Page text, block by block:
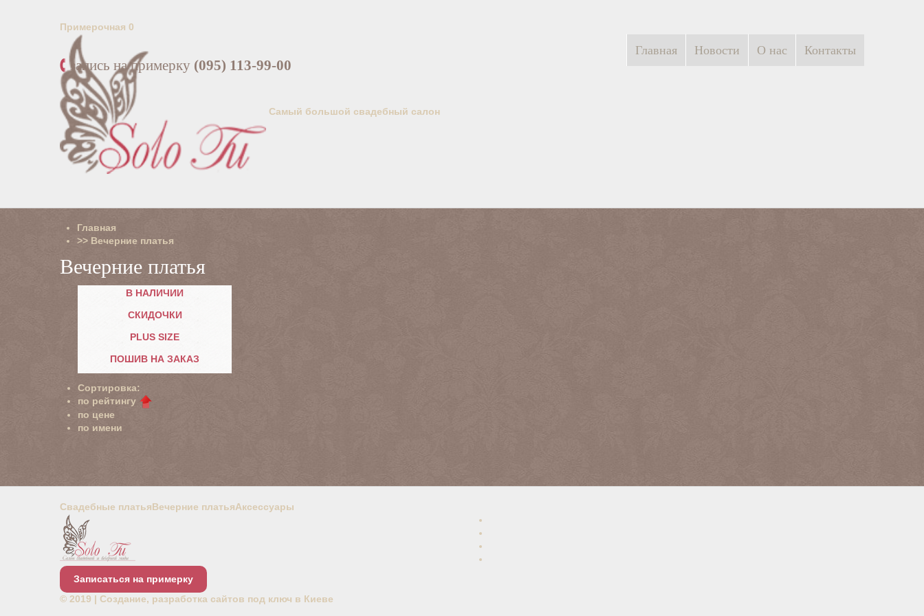
запись на примерку (095) 113-99-00
Примерочная 0
Главная Новости О нас Контакты
Самый большой свадебный салон
Главная
>> Вечерние платья
Вечерние платья
В НАЛИЧИИ
СКИДОЧКИ
PLUS SIZE
ПОШИВ НА ЗАКАЗ
Сортировка:
по рейтингу
по цене
по имени
Свадебные платьяВечерние платьяАксессуары
Записаться на примерку
© 2019 | Создание, разработка сайтов под ключ в Киеве